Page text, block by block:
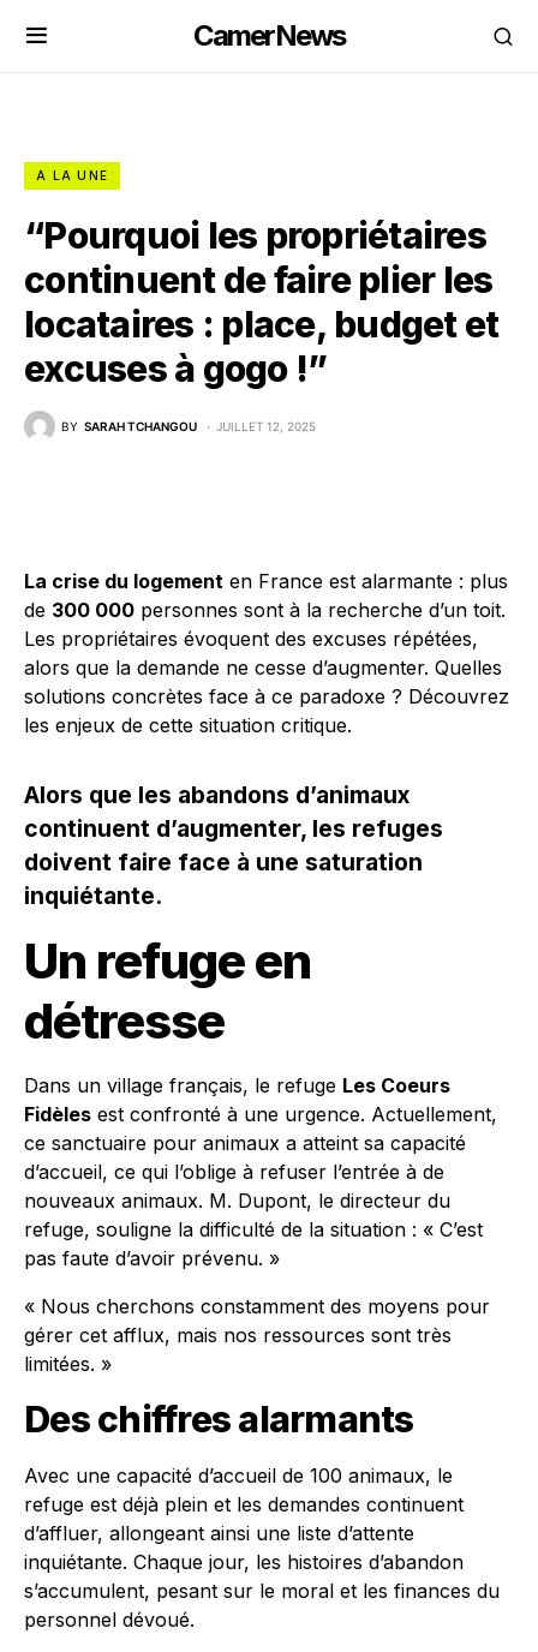
CamerNews
A LA UNE
“Pourquoi les propriétaires
continuent de faire plier les
locataires : place, budget et
excuses à gogo !”
BY SARAH TCHANGOU JUILLET 12, 2025
La crise du logement en France est alarmante : plus
de 300 000 personnes sont à la recherche d’un toit.
Les propriétaires évoquent des excuses répétées,
alors que la demande ne cesse d’augmenter. Quelles
solutions concrètes face à ce paradoxe ? Découvrez
les enjeux de cette situation critique.
Alors que les abandons d’animaux
continuent d’augmenter, les refuges
doivent faire face à une saturation
inquiétante.
Un refuge en
détresse
Dans un village français, le refuge Les Coeurs
Fidèles est confronté à une urgence. Actuellement,
ce sanctuaire pour animaux a atteint sa capacité
d’accueil, ce qui l’oblige à refuser l’entrée à de
nouveaux animaux. M. Dupont, le directeur du
refuge, souligne la difficulté de la situation : « C’est
pas faute d’avoir prévenu. »
« Nous cherchons constamment des moyens pour
gérer cet afflux, mais nos ressources sont très
limitées. »
Des chiffres alarmants
Avec une capacité d’accueil de 100 animaux, le
refuge est déjà plein et les demandes continuent
d’affluer, allongeant ainsi une liste d’attente
inquiétante. Chaque jour, les histoires d’abandon
s’accumulent, pesant sur le moral et les finances du
personnel dévoué.